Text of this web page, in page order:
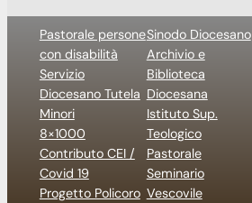
Pastorale persone
con disabilità
Servizio
Diocesano Tutela
Minori
8×1000
Contributo CEI /
Covid 19
Progetto Policoro
Sinodo Diocesano
Archivio e
Biblioteca
Diocesana
Istituto Sup.
Teologico
Pastorale
Seminario
Vescovile